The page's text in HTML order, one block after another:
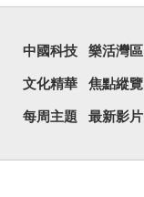
中國科技 樂活灣區
文化精華 焦點縱覽
每周主題 最新影片